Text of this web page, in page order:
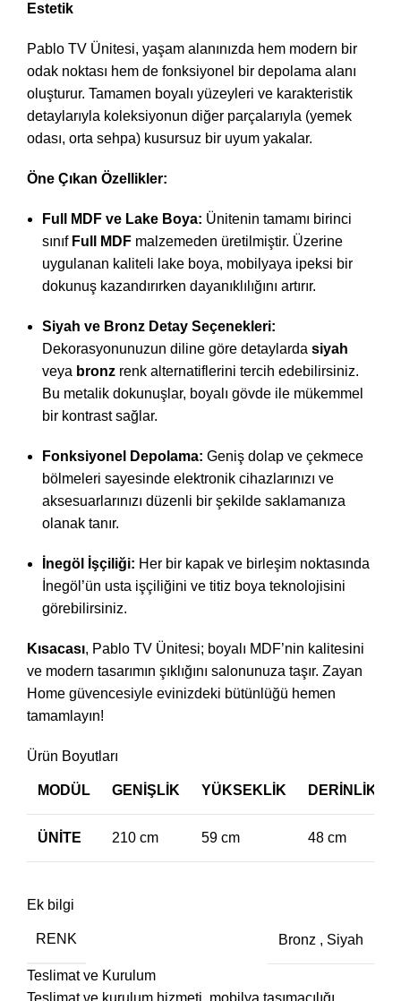
Estetik
Pablo TV Ünitesi, yaşam alanınızda hem modern bir
odak noktası hem de fonksiyonel bir depolama alanı
oluşturur. Tamamen boyalı yüzeyleri ve karakteristik
detaylarıyla koleksiyonun diğer parçalarıyla (yemek
odası, orta sehpa) kusursuz bir uyum yakalar.
Öne Çıkan Özellikler:
Full MDF ve Lake Boya: Ünitenin tamamı birinci
sınıf Full MDF malzemeden üretilmiştir. Üzerine
uygulanan kaliteli lake boya, mobilyaya ipeksi bir
dokunuş kazandırırken dayanıklılığını artırır.
Siyah ve Bronz Detay Seçenekleri:
Dekorasyonunuzun diline göre detaylarda siyah
veya bronz renk alternatiflerini tercih edebilirsiniz.
Bu metalik dokunuşlar, boyalı gövde ile mükemmel
bir kontrast sağlar.
Fonksiyonel Depolama: Geniş dolap ve çekmece
bölmeleri sayesinde elektronik cihazlarınızı ve
aksesuarlarınızı düzenli bir şekilde saklamanıza
olanak tanır.
İnegöl İşçiliği: Her bir kapak ve birleşim noktasında
İnegöl’ün usta işçiliğini ve titiz boya teknolojisini
görebilirsiniz.
Kısacası, Pablo TV Ünitesi; boyalı MDF’nin kalitesini
ve modern tasarımın şıklığını salonunuza taşır. Zayan
Home güvencesiyle evinizdeki bütünlüğü hemen
tamamlayın!
Ürün Boyutları
MODÜL GENİŞLİK YÜKSEKLİK DERİNLİK
ÜNİTE 210 cm 59 cm 48 cm
Ek bilgi
RENK Bronz , Siyah
Teslimat ve Kurulum
Teslimat ve kurulum hizmeti, mobilya taşımacılığı